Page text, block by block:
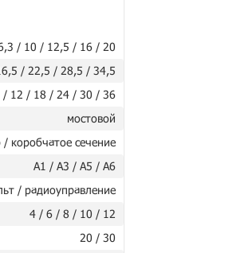
/ 10 / 12,5 / 16 / 20
/ 22,5 / 28,5 / 34,5
/ 12 / 18 / 24 / 30 / 36
мостовой
/ коробчатое сечение
А1 / А3 / А5 / А6
/ радиоуправление
4 / 6 / 8 / 10 / 12
20 / 30